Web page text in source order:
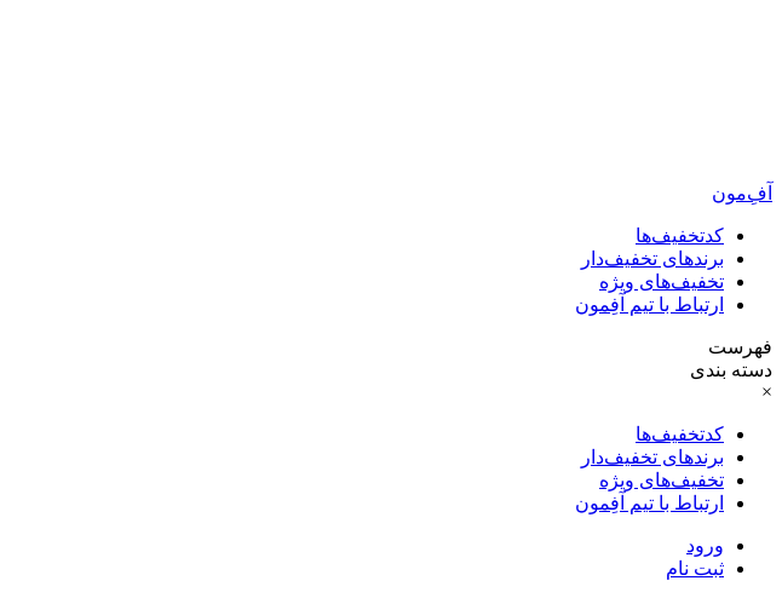
آفِ‌مون
کدتخفیف‌ها
برندهای تخفیف‌دار
تخفیف‌های ویژه
ارتباط با تیم آفِمون
فهرست
دسته بندی
×
کدتخفیف‌ها
برندهای تخفیف‌دار
تخفیف‌های ویژه
ارتباط با تیم آفِمون
ورود
ثبت نام